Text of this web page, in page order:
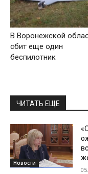
В Воронежской
сбит еще один
беспилотник
ЧИТАТЬ ЕЩЕ
Новости